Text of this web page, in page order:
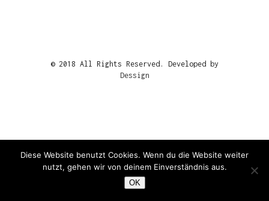
© 2018 All Rights Reserved. Developed by
Dessign
Diese Website benutzt Cookies. Wenn du die Website weiter
nutzt, gehen wir von deinem Einverständnis aus.
OK